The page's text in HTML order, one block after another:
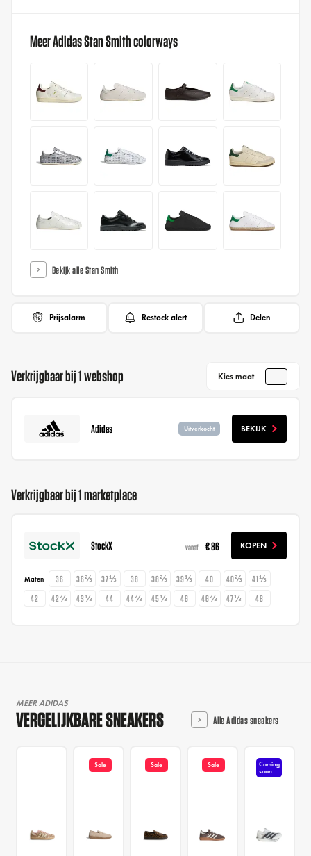
Meer Adidas Stan Smith colorways
Bekijk alle Stan Smith
Prijsalarm Restock alert Delen
Verkrijgbaar bij 1 webshop Kies maat
Adidas Uitverkocht BEKIJK
Verkrijgbaar bij 1 marketplace
StockX vanaf € 86 KOPEN
Maten 36 36⅔ 37⅓ 38 38⅔ 39⅓ 40 40⅔
41⅓
42
42⅔ 43⅓ 44 44⅔ 45⅓ 46 46⅔ 47⅓ 48
MEER ADIDAS
VERGELIJKBARE SNEAKERS Alle Adidas sneakers
Sale Sale Sale
Coming
soon